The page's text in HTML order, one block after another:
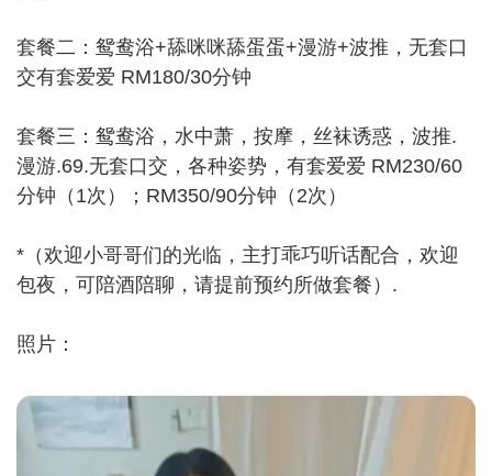
套餐二：鸳鸯浴+舔咪咪舔蛋蛋+漫游+波推，无套口
交有套爱爱 RM180/30分钟
套餐三：鸳鸯浴，水中萧，按摩，丝袜诱惑，波推.
漫游.69.无套口交，各种姿势，有套爱爱 RM230/60
分钟（1次）；RM350/90分钟（2次）
*（欢迎小哥哥们的光临，主打乖巧听话配合，欢迎
包夜，可陪酒陪聊，请提前预约所做套餐）.
照片：